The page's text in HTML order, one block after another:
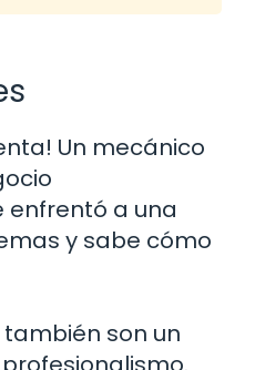
Un mecánico
a una
y sabe cómo
son un